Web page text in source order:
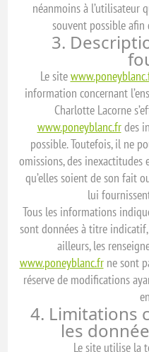
néanmoins à l’utilisateur
souvent possible afin
3.
Le site
information concernant
Charlotte Lacorne
www.poneyblanc.frdes
possible. Toutefois, il ne
omissions, des inexactitudes
qu’elles soient de son fait
lui
Tous les informations
sont données à titre indicatif,
ailleurs, les
www.poneyblanc.frne sont
réserve de modifications
4. Limitations
les
Le site utilise la